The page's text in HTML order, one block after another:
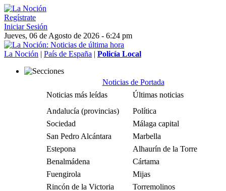
Regístrate
Iniciar Sesión
Jueves, 06 de Agosto de 2026 - 6:24 pm
La Noción | País de España | Policía Local
Noticias de Portada
Noticias más leídas
Últimas noticias
Andalucía (provincias)
Política
Sociedad
Málaga capital
San Pedro Alcántara
Marbella
Estepona
Alhaurín de la Torre
Benalmádena
Cártama
Fuengirola
Mijas
Rincón de la Victoria
Torremolinos